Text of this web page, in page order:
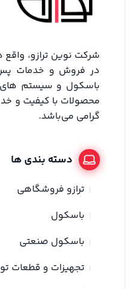
شرکت نوین ترازو،
در فروش و خدمات پس
باسکول و سیستم های
محصولات با کیفیت و
گرامی می‌باشد.
دسته بندی ها
ترازو فروشگاهی
باسکول
باسکول صنعتی
تجهیزات و قطعات